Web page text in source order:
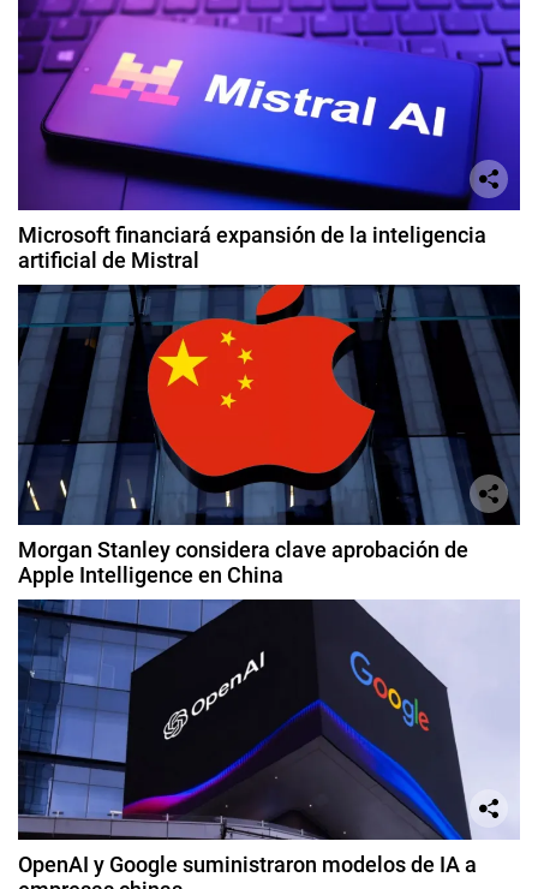
Microsoft financiará expansión de la inteligencia
artificial de Mistral
Morgan Stanley considera clave aprobación de
Apple Intelligence en China
OpenAI y Google suministraron modelos de IA a